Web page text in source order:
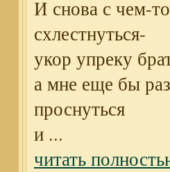
И снова с чем-
схлестнуться-
укор упреку
а мне еще бы раз
проснуться
и ...
читать